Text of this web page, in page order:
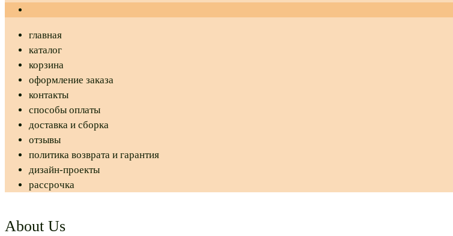
главная
каталог
корзина
оформление заказа
контакты
способы оплаты
доставка и сборка
отзывы
политика возврата и гарантия
дизайн-проекты
рассрочка
About Us